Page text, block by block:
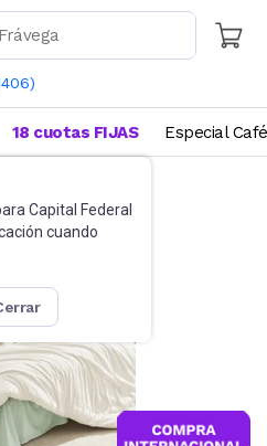
)
Capital Federal
cuando
cerrar
18 cuotas FIJAS Especial Café